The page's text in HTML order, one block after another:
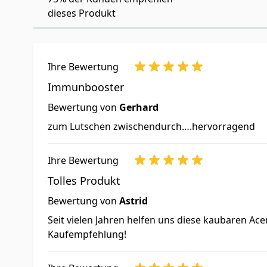
dieses Produkt
Ihre Bewertung
Immunbooster
Bewertung von Gerhard
zum Lutschen zwischendurch….hervorragend
Ihre Bewertung
Tolles Produkt
Bewertung von Astrid
Seit vielen Jahren helfen uns diese kaubaren
Kaufempfehlung!